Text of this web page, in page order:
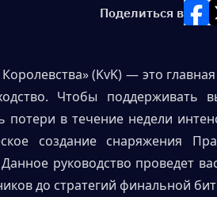
Поделиться в
(KvK) — это
Чтобы поддерживать
потери в течение недели
создание снаряжения
руководство проведет
до стратегий финальной